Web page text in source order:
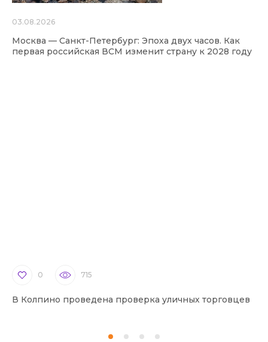
03.08.2026
Москва — Санкт-Петербург: Эпоха двух часов. Как
первая российская ВСМ изменит страну к 2028 году
0 715
В Колпино проведена проверка уличных торговцев